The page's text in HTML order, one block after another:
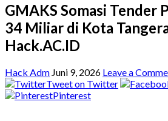
GMAKS Somasi Tender
34 Miliar di Kota
Hack.AC.ID
Hack Adm Juni 9, 2026 Leave a
Tweet on Twitter
Pinterest